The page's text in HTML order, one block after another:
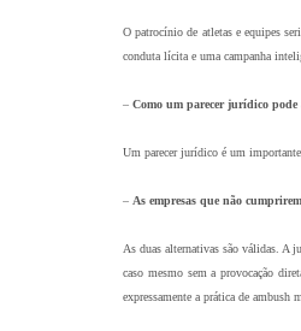
O patrocínio de atletas e equipes
conduta lícita e uma campanha
– Como um parecer jurídico pode
Um parecer jurídico é um
– As empresas que não
As duas alternativas são válidas. A
caso mesmo sem a provocação
expressamente a prática de ambush